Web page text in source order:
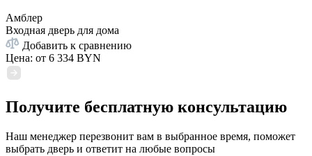
Амблер
Входная дверь для дома
Добавить к сравнению
Цена: от 6 334 BYN
Получите бесплатную консультацию
Наш менеджер перезвонит вам в выбранное время, поможет
выбрать дверь и ответит на любые вопросы